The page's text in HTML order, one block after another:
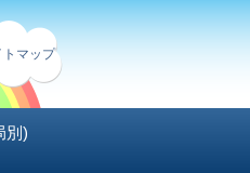
トマップ
別)